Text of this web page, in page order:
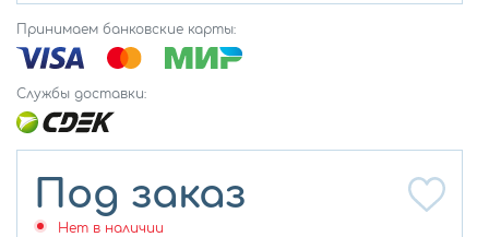
Принимаем банковские карты:
Службы доставки:
Под заказ
Нет в наличии